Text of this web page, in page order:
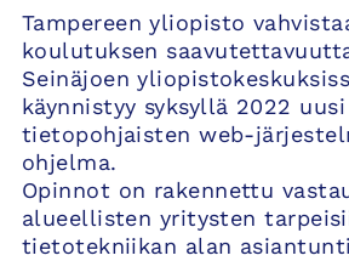
Tampereen yliopisto
koulutuksen
Seinäjoen
käynnistyy syksyllä 2022 uusi
tietopohjaisten web-
ohjelma.
Opinnot on rakennettu
alueellisten yritysten
tietotekniikan alan